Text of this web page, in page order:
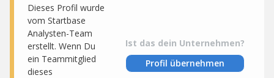
Dieses Profil wurde
vom Startbase
Analysten-Team
erstellt. Wenn Du
ein Teammitglied
dieses
Ist das dein Unternehmen?
Profil übernehmen